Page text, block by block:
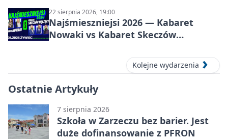
22 sierpnia 2026, 19:00
Najśmieszniejsi 2026 — Kabaret
Nowaki vs Kabaret Skeczów
Kolejne wydarzenia
Ostatnie Artykuły
7 sierpnia 2026
Szkoła w Zarzeczu bez barier. Jest
duże dofinansowanie z PFRON